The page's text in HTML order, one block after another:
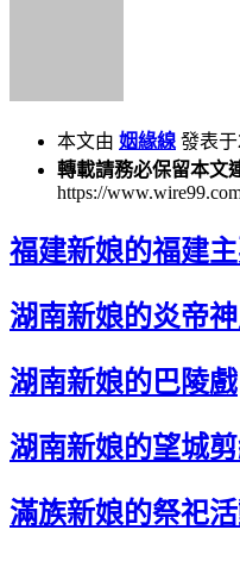
本文由 姻緣線 發表于
轉載請務必保留本文
https://
福建新娘的福建
湖南新娘的炎帝
湖南新娘的巴陵戲
湖南新娘的望城
滿族新娘的祭祀